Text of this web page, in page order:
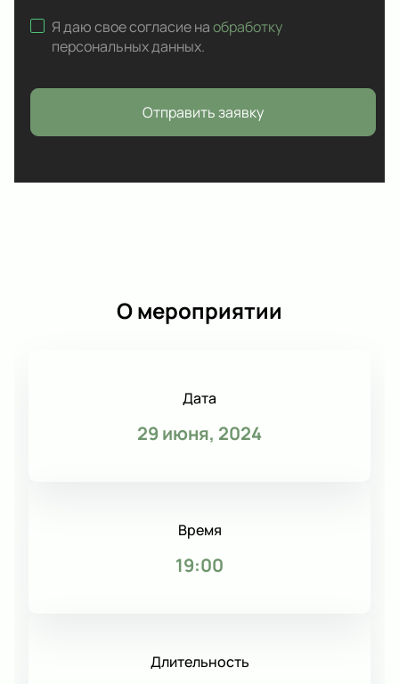
Я даю свое согласие наобработку
персональных данных.
Отправить заявку
О мероприятии
Дата
29 июня, 2024
Время
19:00
Длительность